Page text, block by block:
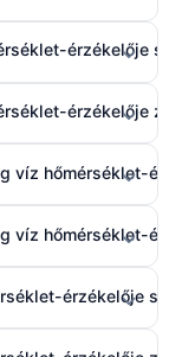
érzékelője
érzékelője
víz hőmérséklet-
víz hőmérséklet-
érzékelője